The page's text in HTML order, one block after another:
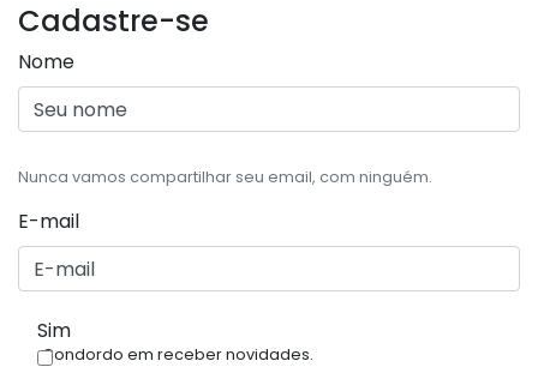
Cadastre-se
Nome
Nunca vamos compartilhar seu email, com ninguém.
E-mail
Sim
Condordo em receber novidades.